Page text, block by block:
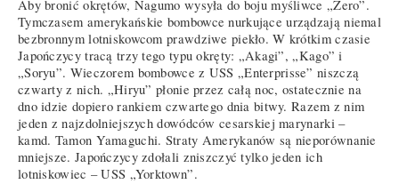
Aby bronić okrętów, Nagumo wysyła do boju myśliwce „Zero”.
Tymczasem amerykańskie bombowce nurkujące urządzają niemal
bezbronnym lotniskowcom prawdziwe piekło. W krótkim czasie
Japończycy tracą trzy tego typu okręty: „Akagi”, „Kago” i
„Soryu”. Wieczorem bombowce z USS „Enterprisse” niszczą
czwarty z nich. „Hiryu” płonie przez całą noc, ostatecznie na
dno idzie dopiero rankiem czwartego dnia bitwy. Razem z nim
jeden z najzdolniejszych dowódców cesarskiej marynarki –
kamd. Tamon Yamaguchi. Straty Amerykanów są nieporównanie
mniejsze. Japończycy zdołali zniszczyć tylko jeden ich
lotniskowiec – USS „Yorktown”.